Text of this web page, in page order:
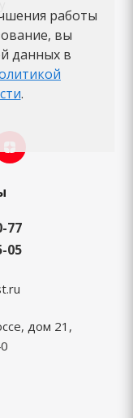
77
05
дом 21,
работы
вы
данных в
.